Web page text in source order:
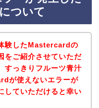
ついて
験したMastercardの
をご紹介させていただ
すっきりフルーツ青汁
が使えないエラーが
していただけると幸い